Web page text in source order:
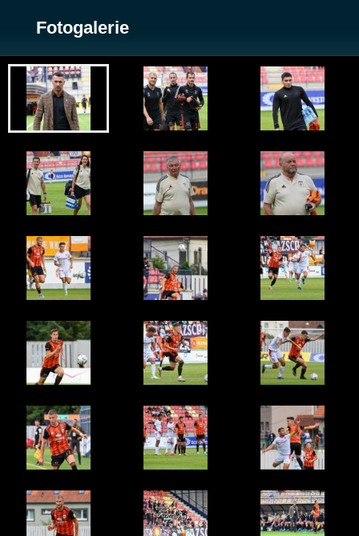
Zobrazit galerii
Fotogalerie